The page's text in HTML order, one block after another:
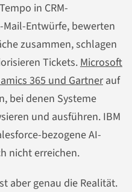
in CRM-
Mail-Entwürfe, bewerten
zusammen, schlagen
Tickets.Microsoft
365 und Gartnerauf
bei denen Systeme
und ausführen. IBM
bezogene AI-
nicht erreichen.
aber genau die Realität.